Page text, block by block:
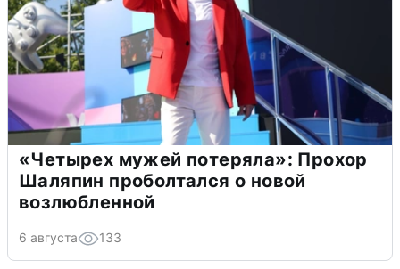
«Четырех мужей потеряла»: Прохор
Шаляпин проболтался о новой
возлюбленной
6 августа 133